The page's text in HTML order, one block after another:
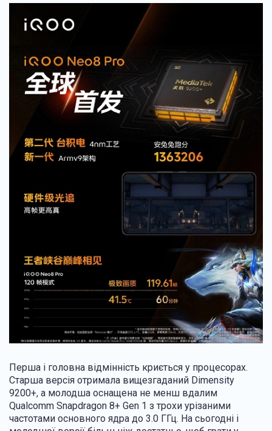
Перша і головна відмінність криється у процесорах.
Старша версія отримала вищезгаданий Dimensity
9200+, а молодша оснащена не менш вдалим
Qualcomm Snapdragon 8+ Gen 1 з трохи урізаними
частотами основного ядра до 3.0 ГГц. На сьогодні і